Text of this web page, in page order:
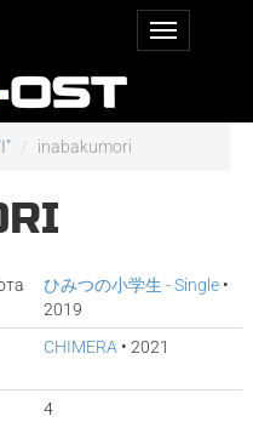
inabakumori
ひみつの小学生 - Single •
2019
CHIMERA • 2021
4